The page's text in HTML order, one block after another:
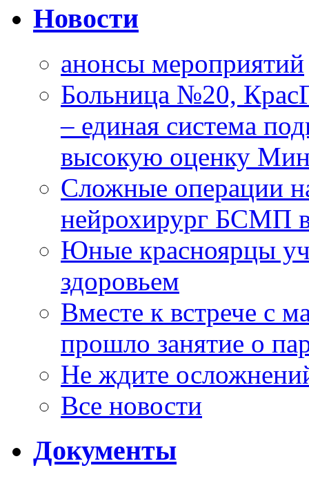
Новости
анонсы мероприятий
Больница №20,
– единая система
высокую оценку
Сложные операции
нейрохирург БСМП
Юные красноярцы
здоровьем
Вместе к встрече с
прошло занятие о
Не ждите
Все новости
Документы